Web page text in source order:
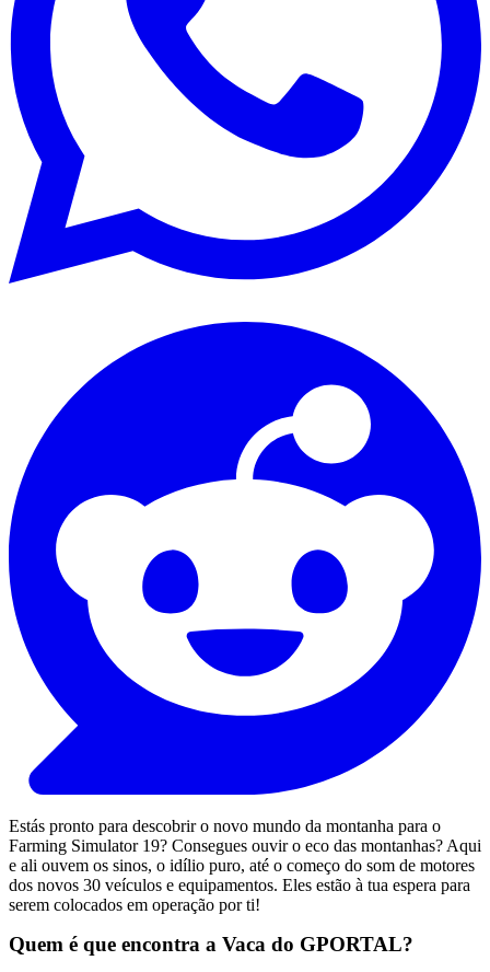
Estás pronto para descobrir o novo mundo da montanha para o
Farming Simulator 19? Consegues ouvir o eco das montanhas? Aqui
e ali ouvem os sinos, o idílio puro, até o começo do som de motores
dos novos 30 veículos e equipamentos. Eles estão à tua espera para
serem colocados em operação por ti!
Quem é que encontra a Vaca do GPORTAL?